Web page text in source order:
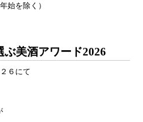
始を除く）
美酒アワード2026
６にて